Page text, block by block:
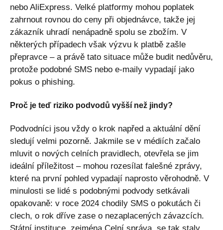
nebo AliExpress. Velké platformy mohou poplatek
zahrnout rovnou do ceny při objednávce, takže jej
zákazník uhradí nenápadně spolu se zbožím. V
některých případech však výzvu k platbě zašle
přepravce – a právě tato situace může budit nedůvěru,
protože podobné SMS nebo e-maily vypadají jako
pokus o phishing.
Proč je teď riziko podvodů vyšší než jindy?
Podvodníci jsou vždy o krok napřed a aktuální dění
sledují velmi pozorně. Jakmile se v médiích začalo
mluvit o nových celních pravidlech, otevřela se jim
ideální příležitost – mohou rozesílat falešné zprávy,
které na první pohled vypadají naprosto věrohodně. V
minulosti se lidé s podobnými podvody setkávali
opakovaně: v roce 2024 chodily SMS o pokutách či
clech, o rok dříve zase o nezaplacených závazcích.